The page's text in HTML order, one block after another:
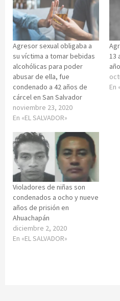
Agresor sexual obligaba a
su víctima a tomar bebidas
alcohólicas para poder
abusar de ella, fue
condenado a 42 años de
cárcel en San Salvador
noviembre 23, 2020
En «EL SALVADOR»
13
En
Violadores de niñas son
condenados a ocho y nueve
años de prisión en
Ahuachapán
diciembre 2, 2020
En «EL SALVADOR»